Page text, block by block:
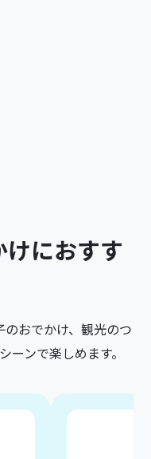
におすす
おでかけ、観光のつ
ーンで楽しめます。